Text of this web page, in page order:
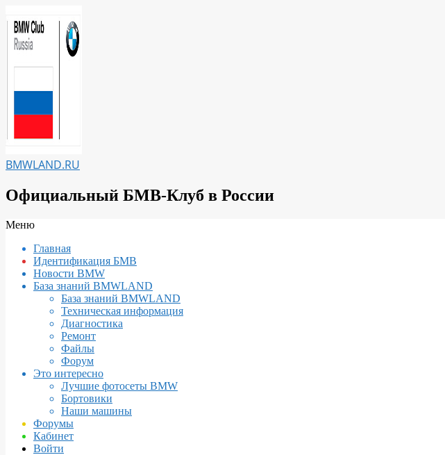
к
содержимому
BMWLAND.RU
Официальный БМВ-Клуб в России
Вторичное
навигации
Меню
Главная
Идентификация БМВ
Новости BMW
База знаний BMWLAND
База знаний BMWLAND
Техническая информация
Диагностика
Ремонт
Файлы
Форум
Это интересно
Лучшие фотосеты BMW
Бортовики
Наши машины
Форумы
Кабинет
Войти